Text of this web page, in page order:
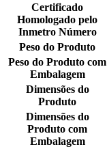
Certificado
Homologado pelo
Inmetro Número
Peso do Produto
Peso do Produto com
Embalagem
Dimensões do
Produto
Dimensões do
Produto com
Embalagem